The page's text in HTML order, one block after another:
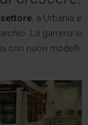
, a Urbania e
La gamma si
con nuovi modelli.